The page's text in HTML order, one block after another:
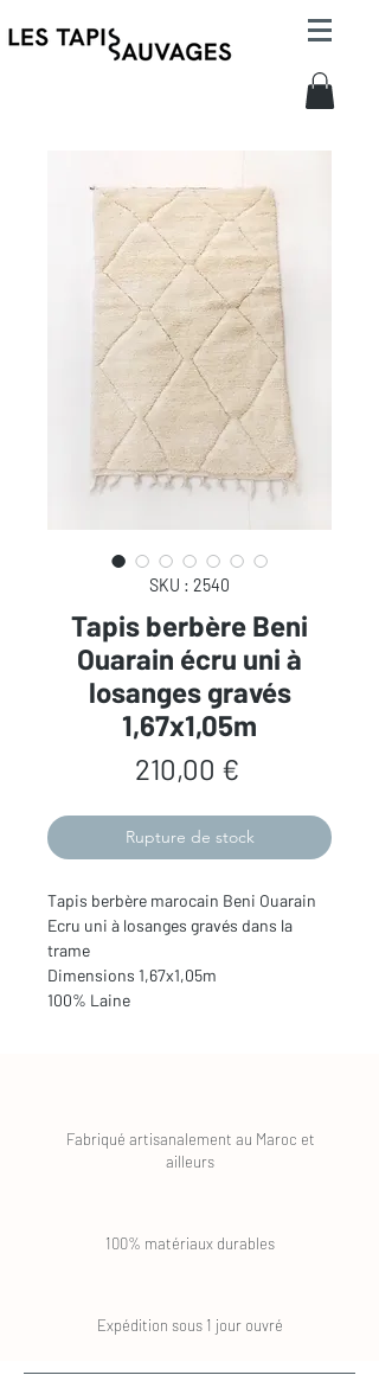
SKU : 2540
Tapis berbère Beni
Ouarain écru uni à
losanges gravés
1,67x1,05m
210,00 €Prix
Rupture de stock
Tapis berbère marocain Beni Ouarain
Ecru uni à losanges gravés dans la
trame
Dimensions 1,67x1,05m
100% Laine
Fabriqué artisanalement au Maroc et
ailleurs
100% matériaux durables
Expédition sous 1 jour ouvré